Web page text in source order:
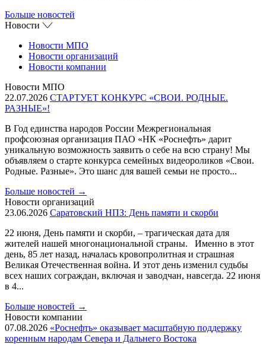
Больше новостей
Новости
Новости МПО
Новости организаций
Новости компании
Новости МПО
22.07.2026 СТАРТУЕТ КОНКУРС «СВОИ. РОДНЫЕ.
РАЗНЫЕ»!
В Год единства народов России Межрегиональная
профсоюзная организация ПАО «НК «Роснефть» дарит
уникальную возможность заявить о себе на всю страну! Мы
объявляем о старте конкурса семейных видеороликов «Свои.
Родные. Разные». Это шанс для вашей семьи не просто...
Больше новостей →
Новости организаций
23.06.2026 Саратовский НПЗ: День памяти и скорби
22 июня, День памяти и скорби, – трагическая дата для
жителей нашей многонациональной страны. Именно в этот
день, 85 лет назад, началась кровопролитная и страшная
Великая Отечественная война. И этот день изменил судьбы
всех наших сограждан, включая и заводчан, навсегда. 22 июня
в 4...
Больше новостей →
Новости компании
07.08.2026 «Роснефть» оказывает масштабную поддержку
коренным народам Севера и Дальнего Востока